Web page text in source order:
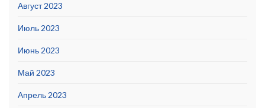
Август 2023
Июль 2023
Июнь 2023
Май 2023
Апрель 2023